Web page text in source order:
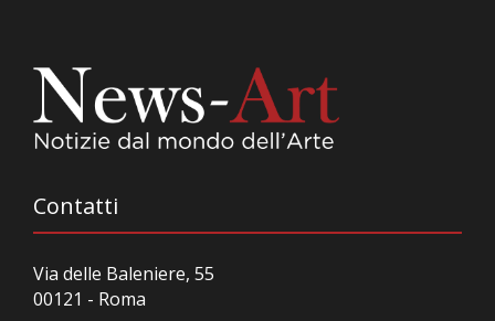
Contatti
Via delle Baleniere, 55
00121 - Roma